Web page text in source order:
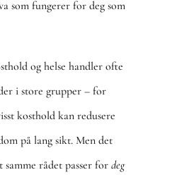
som fungerer for deg som
og helse handler ofte
i store grupper – for
kosthold kan redusere
på lang sikt. Men det
rådet passer for deg